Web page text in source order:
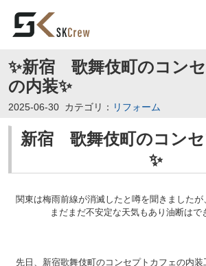
✨新宿 歌舞伎町のコン
の内装✨
2025-06-30 カテゴリ： リフォーム
新宿 歌舞伎町のコン
✨
関東は梅雨前線が消滅したと噂を聞きました
まだまだ不安定な天気もあり油断はで
先日、新宿歌舞伎町のコンセプトカフェの内装